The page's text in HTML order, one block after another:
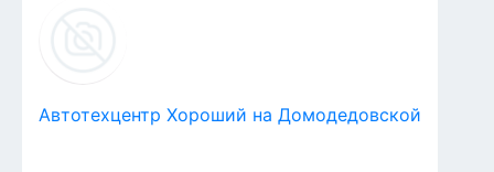
Автотехцентр Хороший на Домодедовской